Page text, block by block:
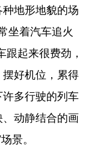
地形地貌的场
坐着汽车追火
起来很费劲，
好机位，累得
多行驶的列车
动静结合的画
景。